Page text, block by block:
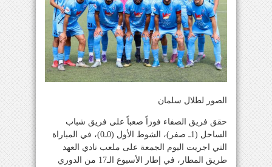
الصور لطلال سلمان
حقق فريق الصفاء فوزاً صعباً على فريق شباب
الساحل (1ـ صفر)، الشوط الأول (0ـ0)، في المباراة
التي اجريت اليوم الجمعة على ملعب نادي العهد
طريق المطار، في إطار الأسبوع الـ17 من الدوري